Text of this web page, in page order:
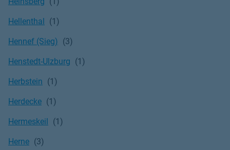
Hellenthal
Hennef (Sieg)
Henstedt-Ulzburg
Herbstein
Herdecke
Hermeskeil
Herne